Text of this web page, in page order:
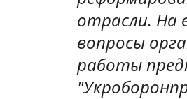
отрасли. На
вопросы
работы